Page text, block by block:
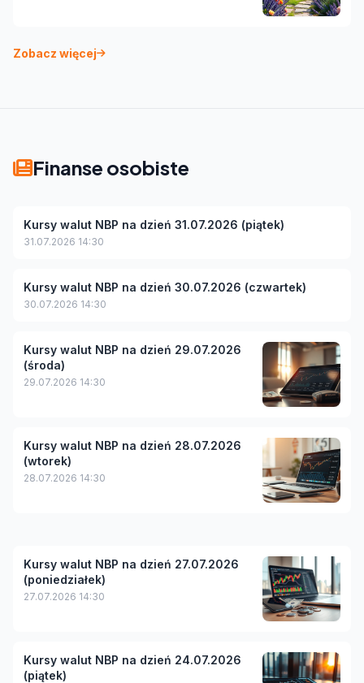
Zobacz więcej
Finanse osobiste
Kursy walut NBP na dzień 31.07.2026 (piątek)
31.07.2026 14:30
Kursy walut NBP na dzień 30.07.2026 (czwartek)
30.07.2026 14:30
Kursy walut NBP na dzień 29.07.2026
(środa)
29.07.2026 14:30
Kursy walut NBP na dzień 28.07.2026
(wtorek)
28.07.2026 14:30
Kursy walut NBP na dzień 27.07.2026
(poniedziałek)
27.07.2026 14:30
Kursy walut NBP na dzień 24.07.2026
(piątek)